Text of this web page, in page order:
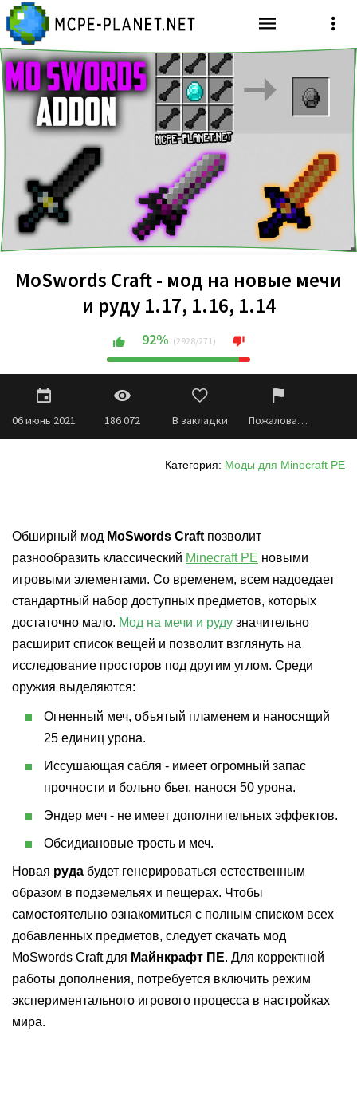
MoSwords Craft - мод на новые мечи
и руду 1.17, 1.16, 1.14
92% (2928/271)
06 июнь 2021 186 072 В закладки Пожаловаться
Категория: Моды для Minecraft PE
Обширный мод MoSwords Craft позволит
разнообразить классический Minecraft PE новыми
игровыми элементами. Со временем, всем надоедает
стандартный набор доступных предметов, которых
достаточно мало. Мод на мечи и руду значительно
расширит список вещей и позволит взглянуть на
исследование просторов под другим углом. Среди
оружия выделяются:
Огненный меч, объятый пламенем и наносящий
25 единиц урона.
Иссушающая сабля - имеет огромный запас
прочности и больно бьет, нанося 50 урона.
Эндер меч - не имеет дополнительных эффектов.
Обсидиановые трость и меч.
Новая руда будет генерироваться естественным
образом в подземельях и пещерах. Чтобы
самостоятельно ознакомиться с полным списком всех
добавленных предметов, следует скачать мод
MoSwords Craft для Майнкрафт ПЕ. Для корректной
работы дополнения, потребуется включить режим
экспериментального игрового процесса в настройках
мира.